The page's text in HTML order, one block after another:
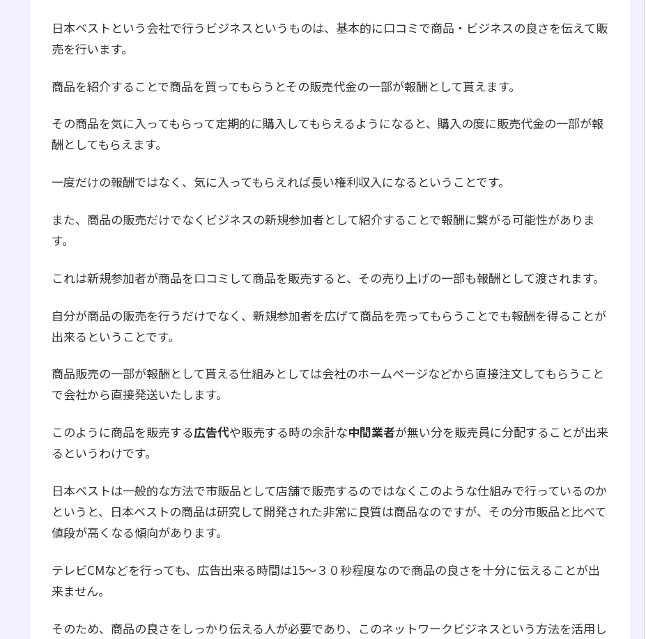
日本ベストという会社で行うビジネスというものは、基本的に口コミで商品・ビジネスの良さを伝えて販
売を行います。
商品を紹介することで商品を買ってもらうとその販売代金の一部が報酬として貰えます。
その商品を気に入ってもらって定期的に購入してもらえるようになると、購入の度に販売代金の一部が報
酬としてもらえます。
一度だけの報酬ではなく、気に入ってもらえれば長い権利収入になるということです。
また、商品の販売だけでなくビジネスの新規参加者として紹介することで報酬に繋がる可能性がありま
す。
これは新規参加者が商品を口コミして商品を販売すると、その売り上げの一部も報酬として渡されます。
自分が商品の販売を行うだけでなく、新規参加者を広げて商品を売ってもらうことでも報酬を得ることが
出来るということです。
商品販売の一部が報酬として貰える仕組みとしては会社のホームページなどから直接注文してもらうこと
で会社から直接発送いたします。
このように商品を販売する広告代や販売する時の余計な中間業者が無い分を販売員に分配することが出来
るというわけです。
日本ベストは一般的な方法で市販品として店舗で販売するのではなくこのような仕組みで行っているのか
というと、日本ベストの商品は研究して開発された非常に良質は商品なのですが、その分市販品と比べて
値段が高くなる傾向があります。
テレビCMなどを行っても、広告出来る時間は15～３０秒程度なので商品の良さを十分に伝えることが出
来ません。
そのため、商品の良さをしっかり伝える人が必要であり、このネットワークビジネスという方法を活用し